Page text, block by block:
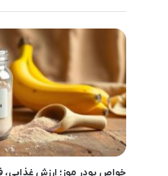
خواص پودر موز؛ ارزش